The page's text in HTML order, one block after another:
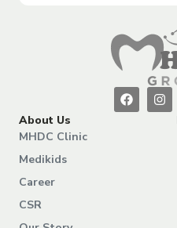
About Us
MHDC Clinic
Medikids
Career
CSR